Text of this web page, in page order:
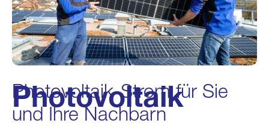
Photovoltaik
Photovoltaik-Strom für Sie
und Ihre Nachbarn